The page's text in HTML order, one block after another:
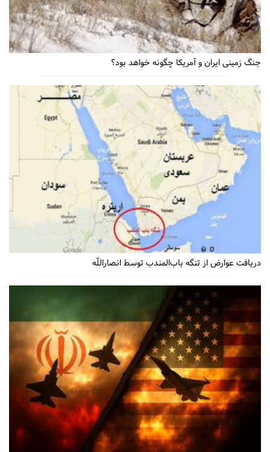
جنگ زمینی ایران و آمریکا چگونه خواهد بود؟
دریافت عوارض از تنگه باب‌المندب توسط انصاراللّه